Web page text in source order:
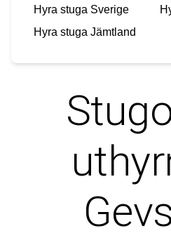
Hyra stuga Sverige
Hyra stuga Jämtland